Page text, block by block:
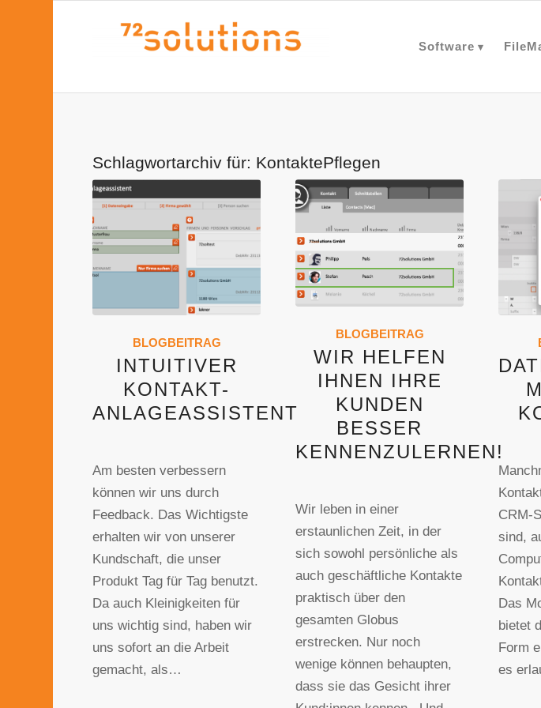
Software
Schlagwortarchiv für: KontaktePflegen
BLOGBEITRAG
INTUITIVER
KONTAKT-
ANLAGEASSISTENT
Am besten verbessern
können wir uns durch
Feedback. Das Wichtigste
erhalten wir von unserer
Kundschaft, die unser
Produkt Tag für Tag benutzt.
Da auch Kleinigkeiten für
uns wichtig sind, haben wir
uns sofort an die Arbeit
gemacht, als…
BLOGBEITRAG
WIR HELFEN
IHNEN IHRE
KUNDEN
BESSER
KENNENZULERNEN!
Wir leben in einer
erstaunlichen Zeit, in der
sich sowohl persönliche als
auch geschäftliche Kontakte
praktisch über den
gesamten Globus
erstrecken. Nur noch
wenige können behaupten,
dass sie das Gesicht ihrer
CRM-
sind,
Das
bietet
Form
es